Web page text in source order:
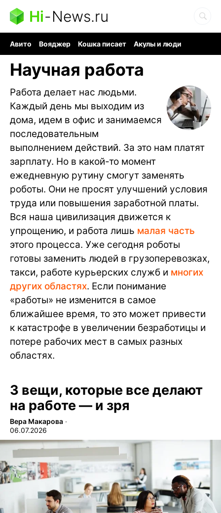
Hi-News.ru
Авито Вояджер Кошка писает
Акулы и люди
Научная работа
Работа делает нас людьми.
Каждый день мы выходим из
дома, идем в офис и занимаемся
последовательным
выполнением действий. За это нам платят
зарплату. Но в какой-то момент
ежедневную рутину смогут заменять
роботы. Они не просят улучшений условия
труда или повышения заработной платы.
Вся наша цивилизация движется к
упрощению, и работа лишь малая часть
этого процесса. Уже сегодня роботы
готовы заменить людей в грузоперевозках,
такси, работе курьерских служб и многих
других областях. Если понимание
«работы» не изменится в самое
ближайшее время, то это может привести
к катастрофе в увеличении безработицы и
потере рабочих мест в самых разных
областях.
3 вещи, которые все делают
на работе — и зря
Вера Макарова ∙
06.07.2026